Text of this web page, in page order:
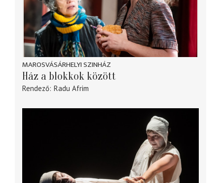
MAROSVÁSÁRHELYI SZINHÁZ
Ház a blokkok között
Rendező Radu Afrim